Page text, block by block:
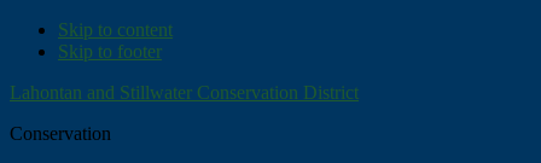
Skip to content
Skip to footer
Lahontan and Stillwater Conservation District
Conservation